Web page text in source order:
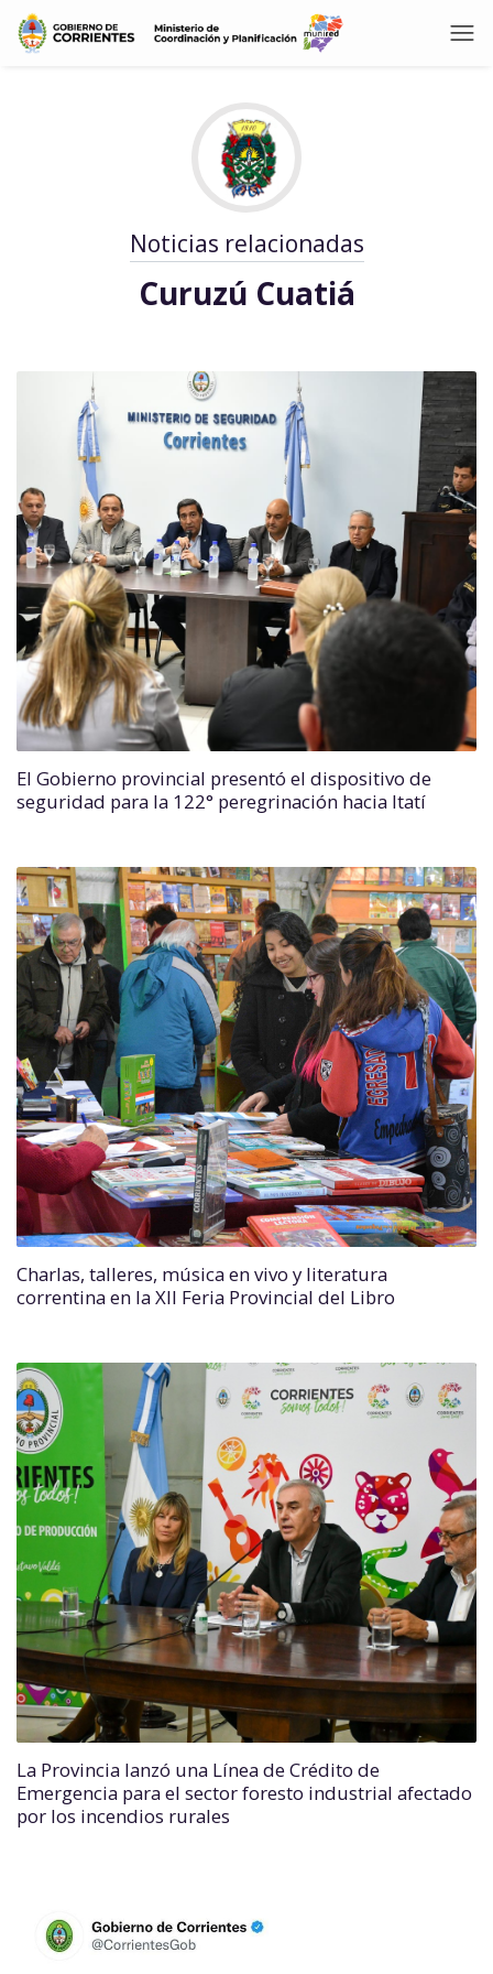
Noticias relacionadas
Curuzú Cuatiá
El Gobierno provincial presentó el dispositivo de
seguridad para la 122° peregrinación hacia Itatí
Charlas, talleres, música en vivo y literatura
correntina en la XII Feria Provincial del Libro
La Provincia lanzó una Línea de Crédito de
Emergencia para el sector foresto industrial afectado
por los incendios rurales